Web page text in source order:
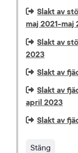
Extern
Slakt av
maj 2021-maj
Extern
Slakt av
2023
Extern
Slakt av
Extern
Slakt av
april 2023
Extern
Slakt av
Stäng